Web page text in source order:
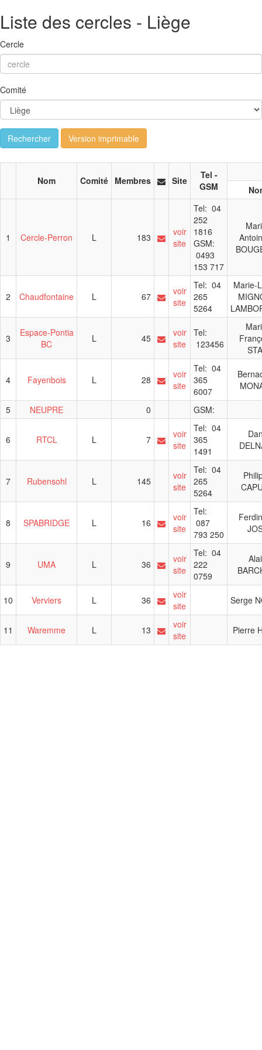
Liste des cercles - Liège
Cercle
Comité
Rechercher Version imprimable
Nom Comité Membres Site
Tel -
GSM
1 Cercle-Perron L 183
voir
site
Tel: 04
252
1816
GSM:
0493
153 717
2 Chaudfontaine L 67
voir
site
Tel: 04
265
5264
Marie-
3
Espace-Pontia
BC
L 45
voir
site
Tel:
123456
4 Fayenbois L 28
voir
site
Tel: 04
365
6007
5 NEUPRE 0 GSM:
6 RTCL L 7
voir
site
Tel: 04
365
1491
7 Rubensohl L 145
voir
site
Tel: 04
265
5264
8 SPABRIDGE L 16
voir
site
Tel:
087
793 250
9 UMA L 36
voir
site
Tel: 04
222
0759
10 Verviers L 36
voir
site
Serge
11 Waremme L 13
voir
site
Pierre